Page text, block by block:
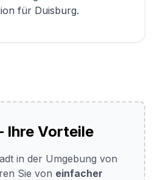
für Duisburg.
Ihre Vorteile
in der Umgebung von
Sie von einfacher